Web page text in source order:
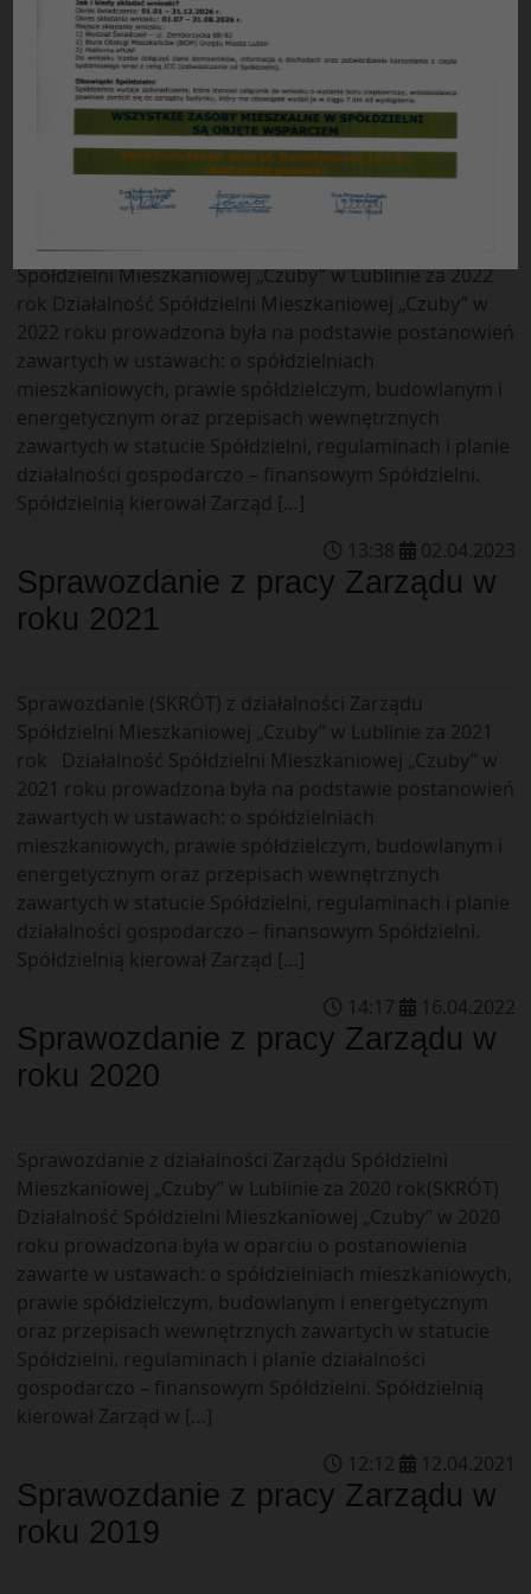
12:48 10.09
Sprawozdanie z pracy Zarządu w
roku 2022
Sprawozdanie ( SKRÓT) z działalności Zarządu
Spółdzielni Mieszkaniowej „Czuby” w Lublinie za 2022
rok Działalność Spółdzielni Mieszkaniowej „Czuby” w
2022 roku prowadzona była na podstawie postanowień
zawartych w ustawach: o spółdzielniach
mieszkaniowych, prawie spółdzielczym, budowlanym i
energetycznym oraz przepisach wewnętrznych
zawartych w statucie Spółdzielni, regulaminach i planie
działalności gospodarczo – finansowym Spółdzielni.
Spółdzielnią kierował Zarząd […]
13:38 02.04.2023
Sprawozdanie z pracy Zarządu w
roku 2021
Sprawozdanie (SKRÓT) z działalności Zarządu
Spółdzielni Mieszkaniowej „Czuby” w Lublinie za 2021
rok Działalność Spółdzielni Mieszkaniowej „Czuby” w
2021 roku prowadzona była na podstawie postanowień
zawartych w ustawach: o spółdzielniach
mieszkaniowych, prawie spółdzielczym, budowlanym i
energetycznym oraz przepisach wewnętrznych
zawartych w statucie Spółdzielni, regulaminach i planie
działalności gospodarczo – finansowym Spółdzielni.
Spółdzielnią kierował Zarząd […]
14:17 16.04.2022
Sprawozdanie z pracy Zarządu w
roku 2020
Sprawozdanie z działalności Zarządu Spółdzielni
Mieszkaniowej „Czuby” w Lublinie za 2020 rok(SKRÓT)
Działalność Spółdzielni Mieszkaniowej „Czuby” w 2020
roku prowadzona była w oparciu o postanowienia
zawarte w ustawach: o spółdzielniach mieszkaniowych,
prawie spółdzielczym, budowlanym i energetycznym
oraz przepisach wewnętrznych zawartych w statucie
Spółdzielni, regulaminach i planie działalności
gospodarczo – finansowym Spółdzielni. Spółdzielnią
kierował Zarząd w […]
12:12 12.04.2021
Sprawozdanie z pracy Zarządu w
roku 2019